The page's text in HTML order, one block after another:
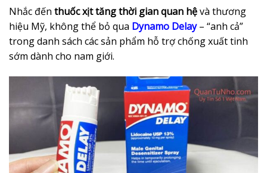
Nhắc đến thuốc xịt tăng thời gian quan hệvà thương
hiệu Mỹ, không thể bỏ qua Dynamo Delay– “anh cả”
trong danh sách các sản phẩm hỗ trợ chống xuất tinh
sớm dành cho nam giới.